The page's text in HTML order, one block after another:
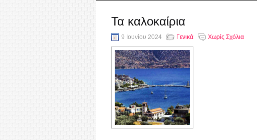
Τα καλοκαίρια
9 Ιουνίου 2024 Γενικά Χωρίς Σχόλια